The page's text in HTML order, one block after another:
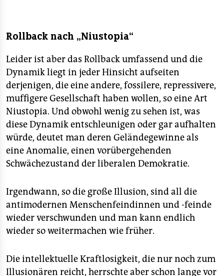
Rollback nach „Niustopia“
Leider ist aber das Rollback umfassend und die
Dynamik liegt in jeder Hinsicht aufseiten
derjenigen, die eine andere, fossilere, repressivere,
muffigere Gesellschaft haben wollen, so eine Art
Niustopia. Und obwohl wenig zu sehen ist, was
diese Dynamik entschleunigen oder gar aufhalten
würde, deutet man deren Geländegewinne als
eine Anomalie, einen vorübergehenden
Schwächezustand der liberalen Demokratie.
Irgendwann, so die große Illusion, sind all die
antimodernen Menschenfeindinnen und -feinde
wieder verschwunden und man kann endlich
wieder so weitermachen wie früher.
Die intellektuelle Kraftlosigkeit, die nur noch zum
Illusionären reicht, herrschte aber schon lange vor